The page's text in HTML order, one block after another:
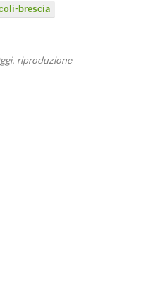
brescia
riproduzione